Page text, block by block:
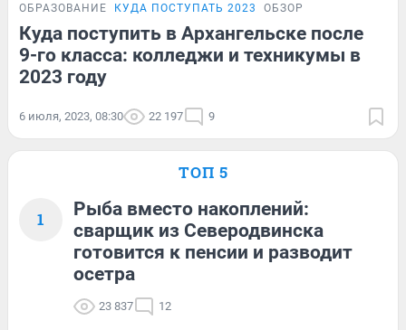
ОБРАЗОВАНИЕ КУДА ПОСТУПАТЬ 2023 ОБЗОР
Куда поступить в Архангельске после
9-го класса: колледжи и техникумы в
2023 году
6 июля, 2023, 08:30 22 197 9
ТОП 5
1
Рыба вместо накоплений:
сварщик из Северодвинска
готовится к пенсии и разводит
осетра
23 837 12